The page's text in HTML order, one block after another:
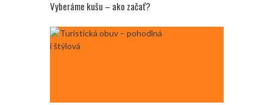
Vyberáme kušu – ako začať?